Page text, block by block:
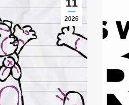
11
2026